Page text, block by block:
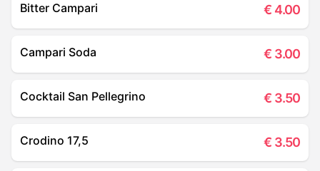
Bitter Campari € 4.00
Campari Soda € 3.00
Cocktail San Pellegrino € 3.50
Crodino 17,5 € 3.50